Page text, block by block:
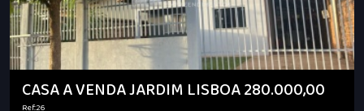
CASA A VENDA JARDIM LISBOA 280.000,00
Ref.:26